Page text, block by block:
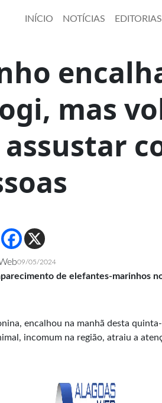
INÍCIO NOTÍCIAS EDITORIAS
mas
09/05/2024
de elefantes-marinhos
encalhou na manhã desta
incomum na região, atraiu a